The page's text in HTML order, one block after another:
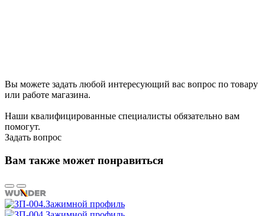
Вы можете задать любой интересующий вас вопрос по товару
или работе магазина.
Наши квалифицированные специалисты обязательно вам
помогут.
Задать вопрос
Вам также может понравиться